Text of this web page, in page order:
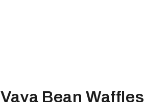
Vaya Bean Waffles